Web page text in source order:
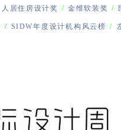
人居住房设计奖 / 金维软装奖 /
/ SIDW年度设计机构风云榜 /